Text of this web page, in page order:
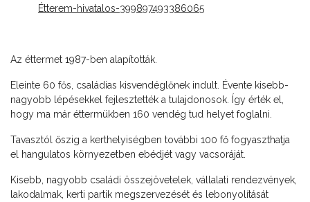
Étterem-hivatalos-399897493386065
Az éttermet 1987-ben alapították.
Eleinte 60 fős, családias kisvendéglőnek indult. Évente kisebb-
nagyobb lépésekkel fejlesztették a tulajdonosok. Így érték el,
hogy ma már éttermükben 160 vendég tud helyet foglalni.
Tavasztól őszig a kerthelyiségben további 100 fő fogyaszthatja
el hangulatos környezetben ebédjét vagy vacsoráját.
Kisebb, nagyobb családi összejövetelek, vállalati rendezvények,
lakodalmak, kerti partik megszervezését és lebonyolítását